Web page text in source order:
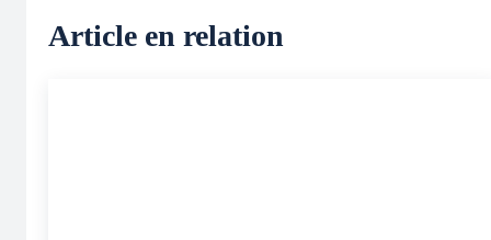
Article en relation